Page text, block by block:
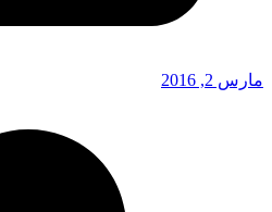
مارس 2, 2016